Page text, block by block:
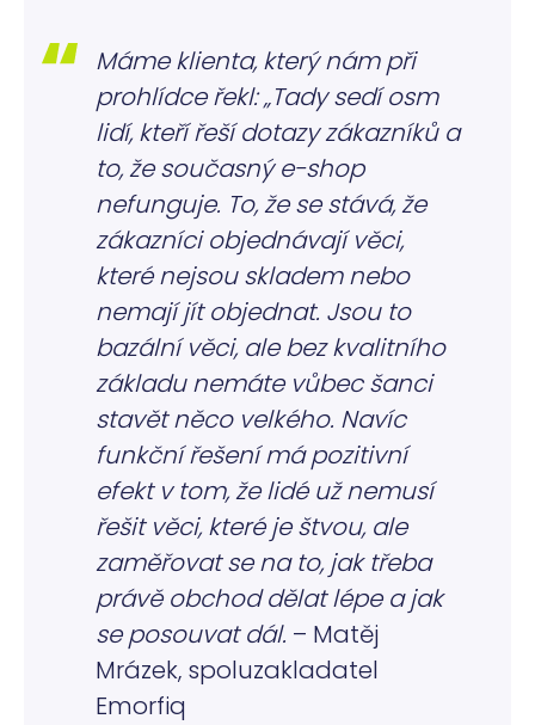
Máme klienta, který nám při
prohlídce řekl: „Tady sedí osm
lidí, kteří řeší dotazy zákazníků a
to, že současný e-shop
nefunguje. To, že se stává, že
zákazníci objednávají věci,
které nejsou skladem nebo
nemají jít objednat. Jsou to
bazální věci, ale bez kvalitního
základu nemáte vůbec šanci
stavět něco velkého. Navíc
funkční řešení má pozitivní
efekt v tom, že lidé už nemusí
řešit věci, které je štvou, ale
zaměřovat se na to, jak třeba
právě obchod dělat lépe a jak
se posouvat dál. – Matěj
Mrázek, spoluzakladatel
Emorfiq